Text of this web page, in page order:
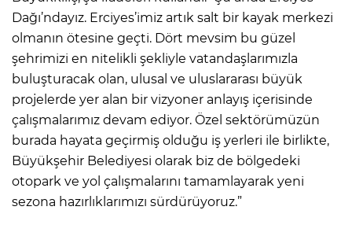
Dağı’ndayız. Erciyes’imiz artık salt bir kayak merkezi
olmanın ötesine geçti. Dört mevsim bu güzel
şehrimizi en nitelikli şekliyle vatandaşlarımızla
buluşturacak olan, ulusal ve uluslararası büyük
projelerde yer alan bir vizyoner anlayış içerisinde
çalışmalarımız devam ediyor. Özel sektörümüzün
burada hayata geçirmiş olduğu iş yerleri ile birlikte,
Büyükşehir Belediyesi olarak biz de bölgedeki
otopark ve yol çalışmalarını tamamlayarak yeni
sezona hazırlıklarımızı sürdürüyoruz.”